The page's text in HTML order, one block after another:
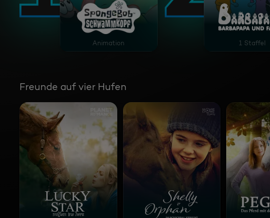
SpongeBob Schwammkopf
Animation
Barbapapa
1 Staffel
Freunde auf vier Hufen
Lucky Star - Mitten ins Herz Shelly und Orphan – Im Schicksal